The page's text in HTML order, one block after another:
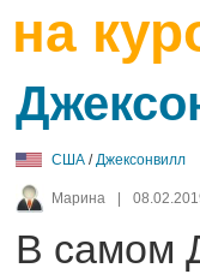
на
США /Джексонвилл
Марина
В самом